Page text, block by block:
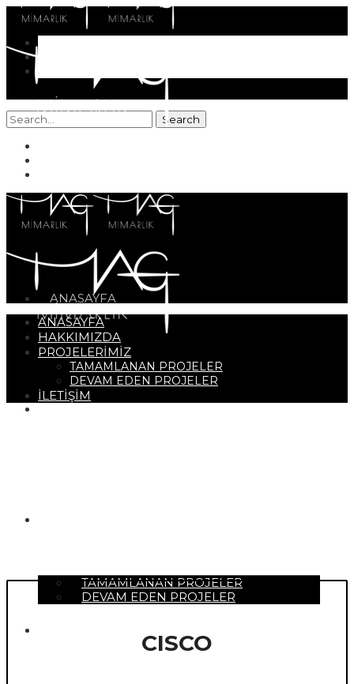
Search
for:
ANASAYFA
TAMAMLANAN PROJELER
DEVAM EDEN PROJELER
ANASAYFA
HAKKIMIZDA
PROJELERİMİZ
TAMAMLANAN PROJELER
DEVAM EDEN PROJELER
İLETİŞİM
CISCO